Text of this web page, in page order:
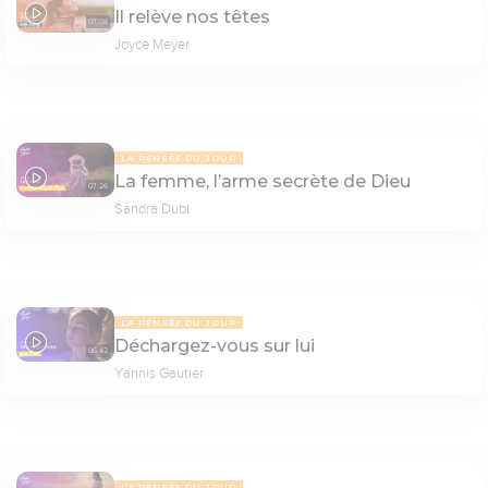
07:08 Il relève nos têtes
Joyce Meyer
07:26
LA PENSÉE DU JOUR
La femme, l’arme secrète de Dieu
Sandra Dubi
06:42
LA PENSÉE DU JOUR
Déchargez-vous sur lui
Yannis Gautier